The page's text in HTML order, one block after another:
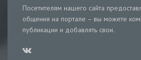
Посетителям нашего сайта
общения на портале – вы можете
публикации и добавлять свои.